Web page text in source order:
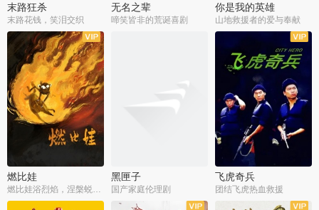
末路狂杀
末路花钱，笑泪交织
无名之辈
啼笑皆非的荒诞喜剧
你是我的英雄
山地救援者的爱与奉献
燃比娃
燃比娃浴烈焰，涅槃蜕变成人
黑匣子
国产家庭伦理剧
飞虎奇兵
团结飞虎热血救援